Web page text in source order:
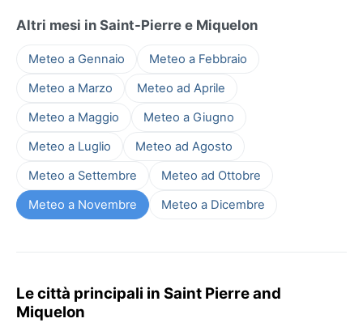
Altri mesi in Saint-Pierre e Miquelon
Meteo a Gennaio
Meteo a Febbraio
Meteo a Marzo
Meteo ad Aprile
Meteo a Maggio
Meteo a Giugno
Meteo a Luglio
Meteo ad Agosto
Meteo a Settembre
Meteo ad Ottobre
Meteo a Novembre
Meteo a Dicembre
Le città principali in Saint Pierre and
Miquelon